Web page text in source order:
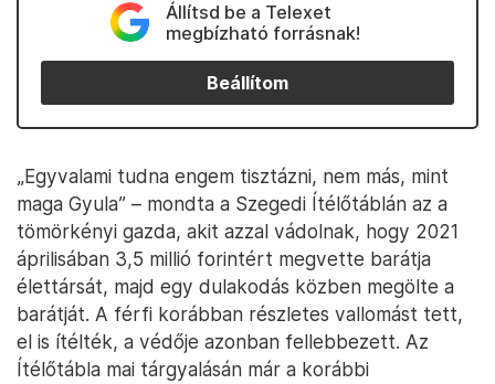
Állítsd be a Telexet
megbízható forrásnak!
Beállítom
„Egyvalami tudna engem tisztázni, nem más, mint
maga Gyula” – mondta a Szegedi Ítélőtáblán az a
tömörkényi gazda, akit azzal vádolnak, hogy 2021
áprilisában 3,5 millió forintért megvette barátja
élettársát, majd egy dulakodás közben megölte a
barátját. A férfi korábban részletes vallomást tett,
el is ítélték, a védője azonban fellebbezett. Az
Ítélőtábla mai tárgyalásán már a korábbi